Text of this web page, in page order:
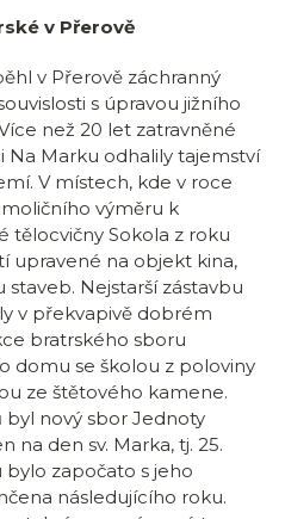
v Přerově
v Přerově záchranný
s úpravou jižního
než 20 let zatravněné
Na Marku odhalily tajemství
V místech, kde v roce
výměru k
tělocvičny Sokola z roku
upravené na objekt kina,
Nejstarší zástavbu
v překvapivě dobrém
bratrského sboru
domu se školou z poloviny
ze štětového kamene.
nový sbor Jednoty
na den sv. Marka, tj. 25.
bylo započato s jeho
následujícího roku.